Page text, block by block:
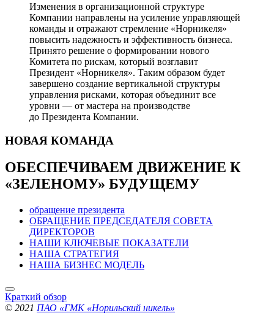
Изменения в организационной структуре
Компании направлены на усиление управляющей
команды и отражают стремление «Норникеля»
повысить надежность и эффективность бизнеса.
Принято решение о формировании нового
Комитета по рискам, который возглавит
Президент «Норникеля». Таким образом будет
завершено создание вертикальной структуры
управления рисками, которая объединит все
уровни — от мастера на производстве
до Президента Компании.
НОВАЯ КОМАНДА
ОБЕСПЕЧИВАЕМ ДВИЖЕНИЕ К
«ЗЕЛЕНОМУ» БУДУЩЕМУ
обращение президента
ОБРАЩЕНИЕ ПРЕДСЕДАТЕЛЯ СОВЕТА
ДИРЕКТОРОВ
НАШИ КЛЮЧЕВЫЕ ПОКАЗАТЕЛИ
НАША СТРАТЕГИЯ
НАША БИЗНЕС МОДЕЛЬ
Краткий обзор
© 2021 ПАО «ГМК «Норильский никель»